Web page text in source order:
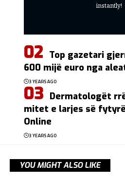
instantly!
Top gazetari
600 mijë euro nga
3 YEARS AGO
Dermatologët
mitet e larjes së
Online
3 YEARS AGO
YOU MIGHT ALSO LIKE